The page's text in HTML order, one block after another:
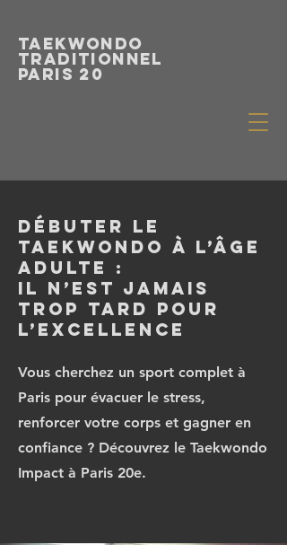
Taekwondo
Traditionnel
paris 20
Débuter le
Taekwondo à l’âge
adulte :
Il n’est jamais
trop tard pour
l’excellence
Vous cherchez un sport complet à
Paris pour évacuer le stress,
renforcer votre corps et gagner en
confiance ? Découvrez le Taekwondo
Impact à Paris 20e.